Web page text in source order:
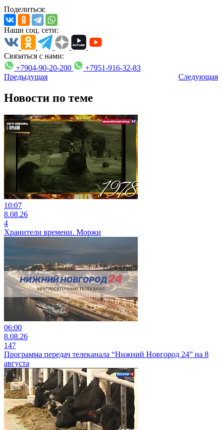
Поделиться:
Наши соц. сети:
Связаться с нами:
+7904-90-20-200
+7951-916-32-83
Предыдущая
Следующая
Новости по теме
10:07
8.08.26
4
Хранители времени. Моржи
06:00
8.08.26
147
Программа передач телеканала “Нижний Новгород 24” на 8
августа